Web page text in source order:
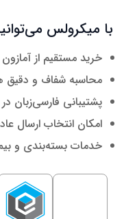
با میکرولس
خرید مستقیم از
محاسبه شفاف و دقیق
پشتیبانی فارسی‌زبان
امکان انتخاب ارسال
خدمات بسته‌بندی و